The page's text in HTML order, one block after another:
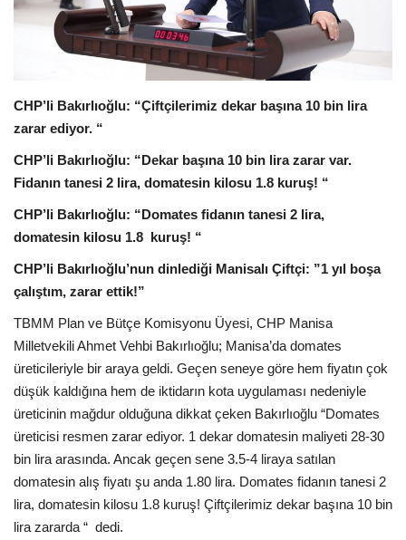
Ekonomi
CHP’li Bakırlıoğlu: “Çiftçilerimiz dekar başına 10 bin lira
zarar ediyor. “
CHP’li Bakırlıoğlu: “Dekar başına 10 bin lira zarar var.
Fidanın tanesi 2 lira, domatesin kilosu 1.8 kuruş! “
CHP’li Bakırlıoğlu: “Domates fidanın tanesi 2 lira,
domatesin kilosu 1.8 kuruş! “
CHP’li Bakırlıoğlu’nun dinlediği Manisalı Çiftçi: ”1 yıl boşa
çalıştım, zarar ettik!”
TBMM Plan ve Bütçe Komisyonu Üyesi, CHP Manisa
Milletvekili Ahmet Vehbi Bakırlıoğlu; Manisa’da domates
üreticileriyle bir araya geldi. Geçen seneye göre hem fiyatın çok
düşük kaldığına hem de iktidarın kota uygulaması nedeniyle
üreticinin mağdur olduğuna dikkat çeken Bakırlıoğlu “Domates
üreticisi resmen zarar ediyor. 1 dekar domatesin maliyeti 28-30
bin lira arasında. Ancak geçen sene 3.5-4 liraya satılan
domatesin alış fiyatı şu anda 1.80 lira. Domates fidanın tanesi 2
lira, domatesin kilosu 1.8 kuruş! Çiftçilerimiz dekar başına 10 bin
lira zararda “ dedi.